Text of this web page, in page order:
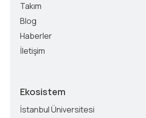
Takım
Blog
Haberler
İletişim
Ekosistem
İstanbul Üniversitesi